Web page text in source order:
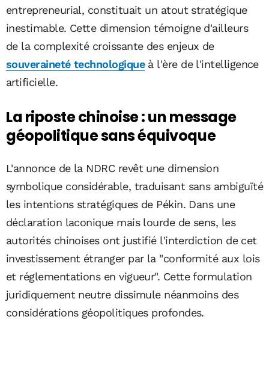
entrepreneurial, constituait un atout stratégique
inestimable. Cette dimension témoigne d'ailleurs
de la complexité croissante des enjeux de
souveraineté technologiqueà l'ère de l'intelligence
artificielle.
La riposte chinoise : un message
géopolitique sans équivoque
L'annonce de la NDRC revêt une dimension
symbolique considérable, traduisant sans ambiguïté
les intentions stratégiques de Pékin. Dans une
déclaration laconique mais lourde de sens, les
autorités chinoises ont justifié l'interdiction de cet
investissement étranger par la "conformité aux lois
et réglementations en vigueur". Cette formulation
juridiquement neutre dissimule néanmoins des
considérations géopolitiques profondes.